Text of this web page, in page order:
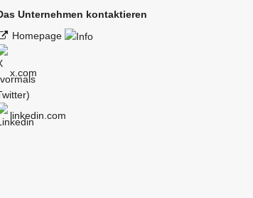
Unternehmen kontaktieren
Homepage
x.com
linkedin.com